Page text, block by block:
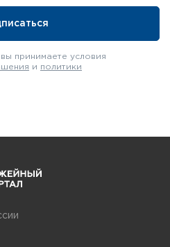
принимаете условия
и политики